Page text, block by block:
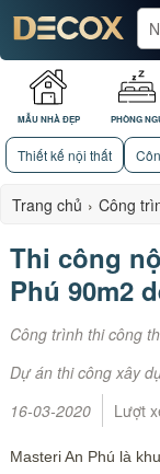
MẪU NHÀ ĐẸP PHÒNG
Thiết kế nội thất
Trang chủ › Công
Thi công
Phú 90m2
Công trình thi công
Dự án thi công xây
16-03-2020
Lượt
Masteri An Phú là